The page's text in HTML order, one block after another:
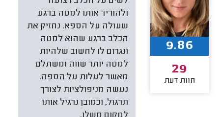
ולהוריד אותו למטה ברגע
שעולה על הספא. נחזיק את
הכלב ברגע שהוא למטה
ונגרום לו לחשוב שלהיות
למטה יותר שווה ומשתלם
מאשר לעלות על הספה.
נעשה מניפולציות לצורך
תרגול, וכמובן נרגיל אותו
9.86
29
חוות דעת